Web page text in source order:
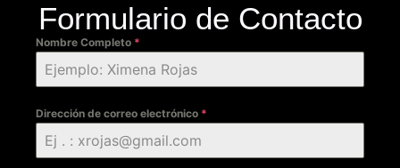
Formulario de Contacto
Nombre Completo *
Dirección de correo electrónico *